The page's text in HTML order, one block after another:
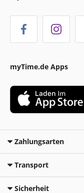
myTime.de Apps
Zahlungsarten
Transport
Sicherheit